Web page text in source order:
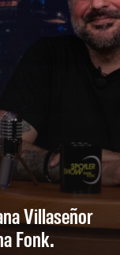
Villaseñor
Fonk.